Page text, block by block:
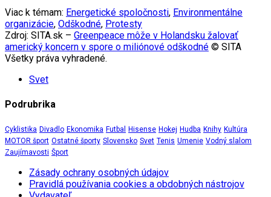
Viac k témam: Energetické spoločnosti, Environmentálne
organizácie, Odškodné, Protesty
Zdroj: SITA.sk – Greenpeace môže v Holandsku žalovať
americký koncern v spore o miliónové odškodné © SITA
Všetky práva vyhradené.
Svet
Podrubrika
Cyklistika Divadlo Ekonomika Futbal Hisense Hokej Hudba Knihy Kultúra
MOTOR šport Ostatné športy Slovensko Svet Tenis Umenie Vodný slalom
Zaujímavosti Šport
Zásady ochrany osobných údajov
Pravidlá používania cookies a obdobných nástrojov